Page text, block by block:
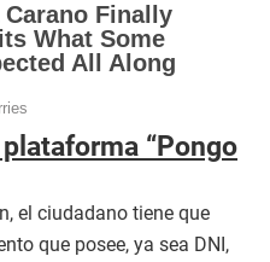
“Pongo
el ciudadano tiene que
que posee, ya sea DNI,